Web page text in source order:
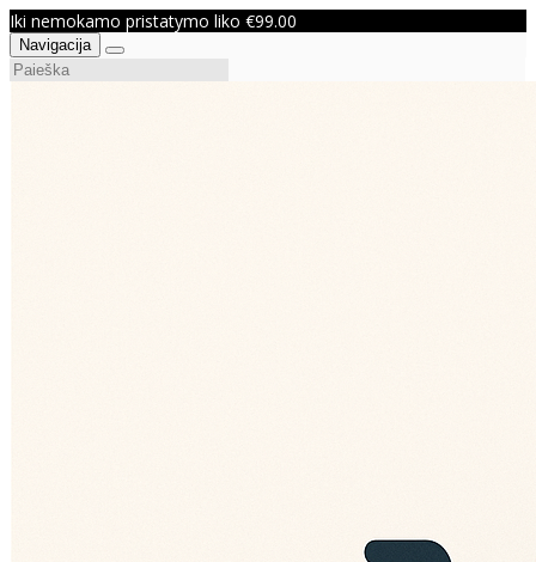
Iki nemokamo pristatymo liko €99.00
Navigacija